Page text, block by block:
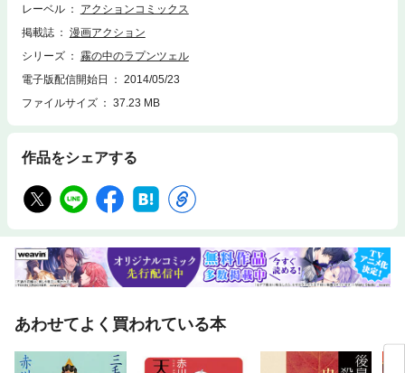
レーベル
アクションコミックス
掲載誌
漫画アクション
シリーズ
霧の中のラプンツェル
電子版配信開始日
2014/05/23
ファイルサイズ
37.23 MB
作品をシェアする
あわせてよく買われている本